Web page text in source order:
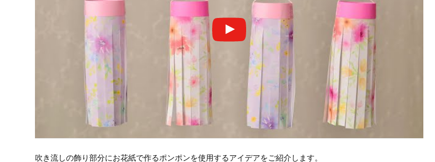
吹き流しの飾り部分にお花紙で作るポンポンを使用するアイデアをご紹介します。